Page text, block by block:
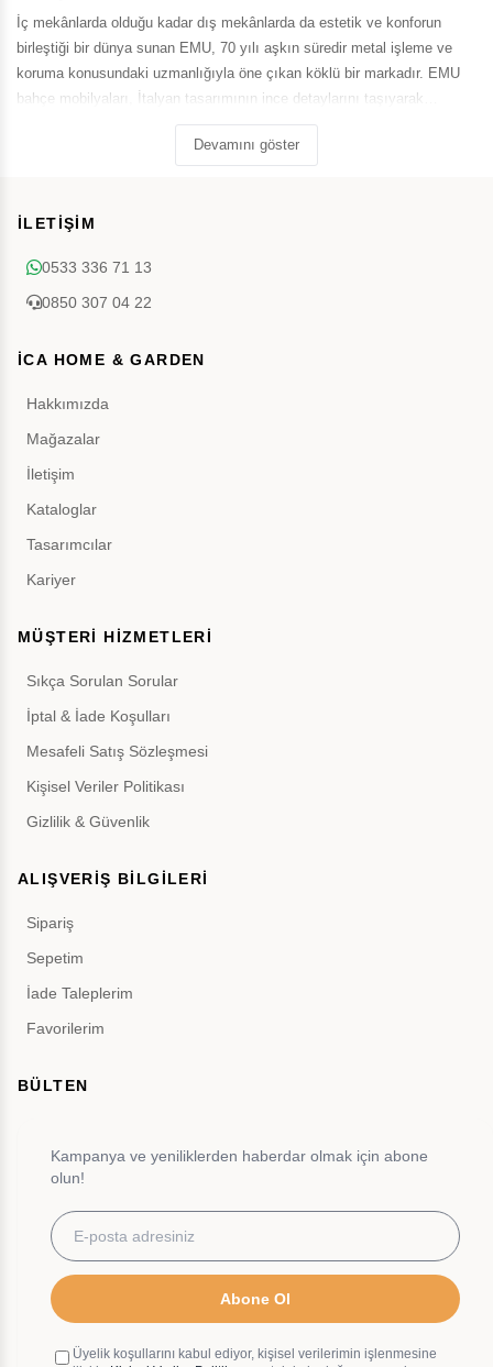
İç mekânlarda olduğu kadar dış mekânlarda da estetik ve konforun
birleştiği bir dünya sunan EMU, 70 yılı aşkın süredir metal işleme ve
koruma konusundaki uzmanlığıyla öne çıkan köklü bir markadır. EMU
bahçe mobilyaları, İtalyan tasarımının ince detaylarını taşıyarak
kullanıcılarına zarif, dayanıklı ve konforlu bir bahçe deneyimi yaşatır.
Devamını göster
İLETİŞİM
0533 336 71 13
0850 307 04 22
İCA HOME & GARDEN
Hakkımızda
Mağazalar
İletişim
Kataloglar
Tasarımcılar
Kariyer
MÜŞTERİ HİZMETLERİ
Sıkça Sorulan Sorular
İptal & İade Koşulları
Mesafeli Satış Sözleşmesi
Kişisel Veriler Politikası
Gizlilik & Güvenlik
ALIŞVERİŞ BİLGİLERİ
Sipariş
Sepetim
İade Taleplerim
Favorilerim
BÜLTEN
Kampanya ve yeniliklerden haberdar olmak için abone
olun!
Abone Ol
Üyelik koşullarını kabul ediyor, kişisel verilerimin işlenmesine